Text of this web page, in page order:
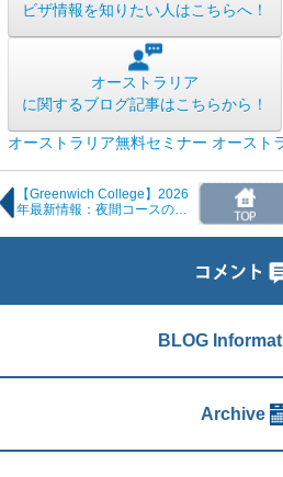
ビザ情報を知りたい人はこちらへ！
オーストラリア
に関するブログ記事はこちらから！
オーストラリア無料セミナー オースト
【Greenwich College】2026
年最新情報：夜間コースのタ
ション時間が変更に
BLOG
Archive